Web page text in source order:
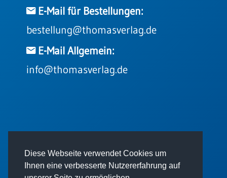
Diese Webseite verwendet Cookies um
Ihnen eine verbesserte Nutzererfahrung auf
E-Mail für Bestellungen:
bestellung@thomasverlag.de
E-Mail Allgemein:
info@thomasverlag.de